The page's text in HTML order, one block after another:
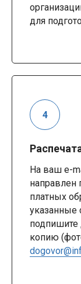
для
На ваш e-
направлен
платных
указанные
подпишите
копию